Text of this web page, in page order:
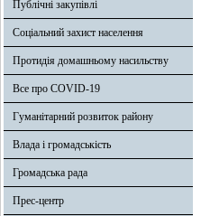
Публічні закупівлі
Соціальний захист населення
Протидія домашньому насильству
Все про COVID-19
Гуманітарний розвиток району
Влада і громадськість
Громадська рада
Прес-центр